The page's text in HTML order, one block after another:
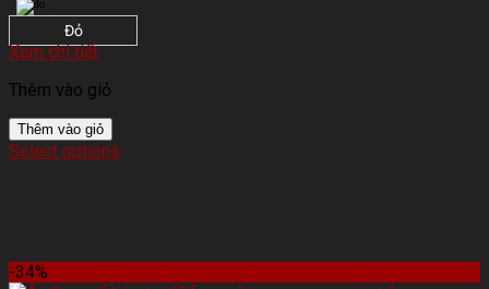
Đỏ
Xem chi tiết
Thêm vào giỏ
Thêm vào giỏ
Select options
-34%